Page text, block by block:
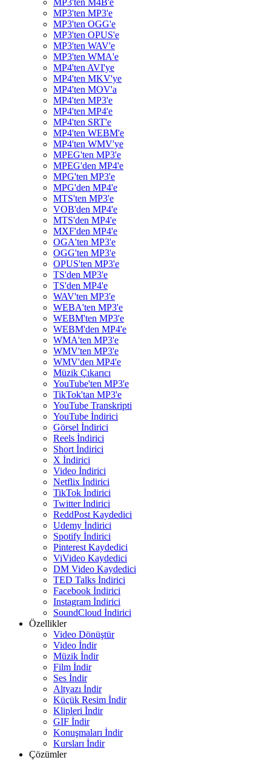
MP3'ten M4B'e
MP3'ten MP3'e
MP3'ten OGG'e
MP3'ten OPUS'e
MP3'ten WAV'e
MP3'ten WMA'e
MP4'ten AVI'ye
MP4'ten MKV'ye
MP4'ten MOV'a
MP4'ten MP3'e
MP4'ten MP4'e
MP4'ten SRT'e
MP4'ten WEBM'e
MP4'ten WMV'ye
MPEG'ten MP3'e
MPEG'den MP4'e
MPG'ten MP3'e
MPG'den MP4'e
MTS'ten MP3'e
VOB'den MP4'e
MTS'den MP4'e
MXF'den MP4'e
OGA'ten MP3'e
OGG'ten MP3'e
OPUS'ten MP3'e
TS'den MP3'e
TS'den MP4'e
WAV'ten MP3'e
WEBA'ten MP3'e
WEBM'ten MP3'e
WEBM'den MP4'e
WMA'ten MP3'e
WMV'ten MP3'e
WMV'den MP4'e
Müzik Çıkarıcı
YouTube'ten MP3'e
TikTok'tan MP3'e
YouTube Transkripti
YouTube İndirici
Görsel İndirici
Reels İndirici
Short İndirici
X İndirici
Video İndirici
Netflix İndirici
TikTok İndirici
Twitter İndirici
ReddPost Kaydedici
Udemy İndirici
Spotify İndirici
Pinterest Kaydedici
ViVideo Kaydedici
DM Video Kaydedici
TED Talks İndirici
Facebook İndirici
Instagram İndirici
SoundCloud İndirici
Özellikler
Video Dönüştür
Video İndir
Müzik İndir
Film İndir
Ses İndir
Altyazı İndir
Küçük Resim İndir
Klipleri İndir
GIF İndir
Konuşmaları İndir
Kursları İndir
Çözümler